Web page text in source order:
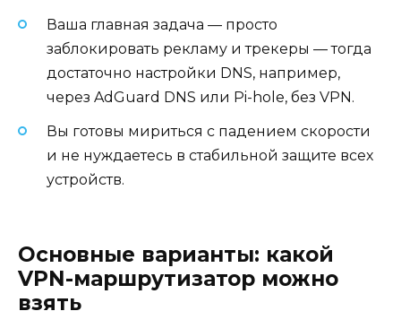
Ваша главная задача — просто
заблокировать рекламу и трекеры — тогда
достаточно настройки DNS, например,
через AdGuard DNS или Pi-hole, без VPN.
Вы готовы мириться с падением скорости
и не нуждаетесь в стабильной защите всех
устройств.
Основные варианты: какой
VPN-маршрутизатор можно
взять